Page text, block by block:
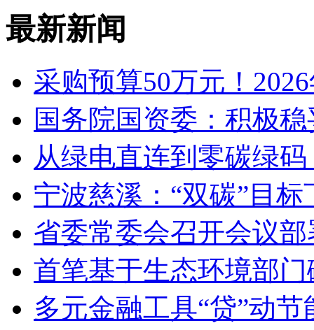
最新新闻
采购预算50万元！
国务院国资委：积极
从绿电直连到零碳绿
宁波慈溪：“双碳”目
省委常委会召开会议
首笔基于生态环境部
多元金融工具“贷”动节